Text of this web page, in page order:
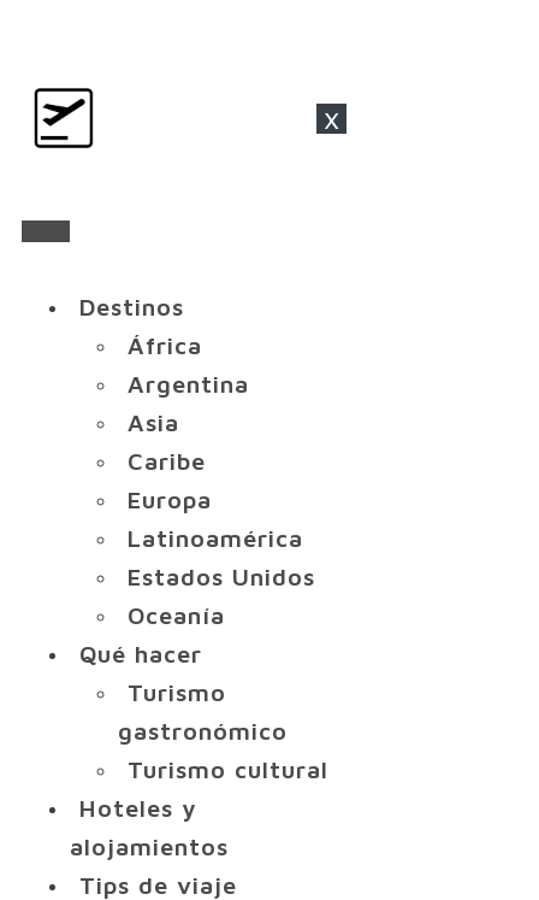
x
Destinos
África
Argentina
Asia
Caribe
Europa
Latinoamérica
Estados Unidos
Oceanía
Qué hacer
Turismo
gastronómico
Turismo cultural
Hoteles y
alojamientos
Tips de viaje